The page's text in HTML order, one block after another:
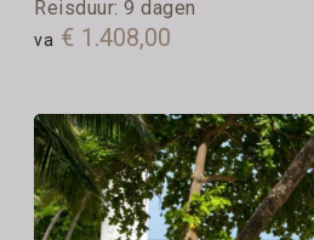
Reisduur: 9 dagen
va € 1.408,00